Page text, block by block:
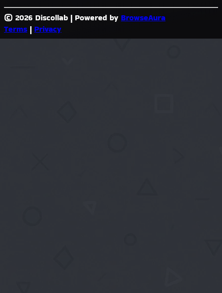
© 2026 Discollab | Powered by BrowseAura
Terms | Privacy